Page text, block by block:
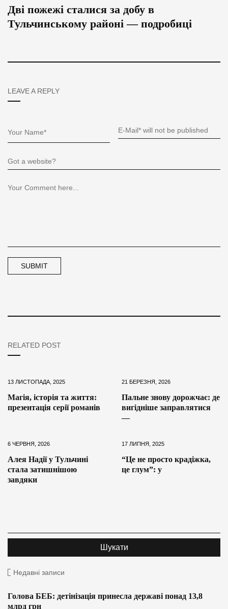
Дві пожежі сталися за добу в
Тульчинському районі — подробиці
LEAVE A REPLY
RELATED POST
13 ЛИСТОПАДА, 2025
Магія, історія та життя:
презентація серії романів
21 БЕРЕЗНЯ, 2026
Пальне знову дорожчає: де
вигідніше заправлятися
—
6 ЧЕРВНЯ, 2026
Алея Надії у Тульчині
стала затишнішою
завдяки
17 ЛИПНЯ, 2025
“Це не просто крадіжка,
це глум”: у
Недавні записи
Голова БЕБ: детінізація принесла державі понад 13,8
млрд грн